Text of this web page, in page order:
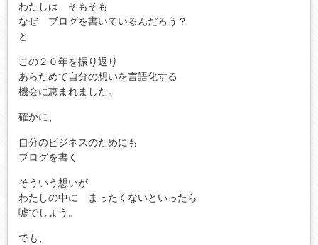
わたしは そもそも
なぜ ブログを書いているんだろう？
と
この２０年を振り返り
あらためて自分の想いを言語化する
機会に恵まれました。
確かに、
自分のビジネスのためにも
ブログを書く
そういう想いが
わたしの中に まったくないといったら
嘘でしょう。
でも、